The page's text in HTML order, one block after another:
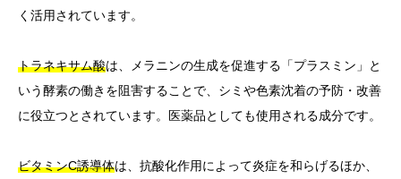
く活用されています。
トラネキサム酸は、メラニンの生成を促進する「プラスミン」と
いう酵素の働きを阻害することで、シミや色素沈着の予防・改善
に役立つとされています。医薬品としても使用される成分です。
ビタミンC誘導体は、抗酸化作用によって炎症を和らげるほか、